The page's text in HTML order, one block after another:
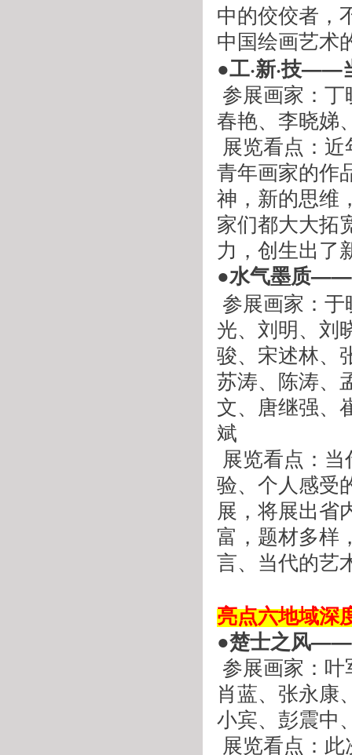
中的佼佼者，
中国绘画艺术
●工·新·技——
春艳、李晓娣
青年画家的作
神，新的思维
家们都大大拓
力，创生出了
●水气墨质——
光、刘明、刘
骏、宋述林、
苏涛、陈涛、
文、唐继强、
斌
验、个人感受
展，将展出省
富，题材多样
言、当代的艺
亮点六地域深
●楚士之风——
肖蓝、张永康
小宾、彭震中